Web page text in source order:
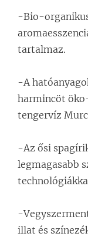
-Bio-
tartalmaz.
-A
harmincöt
tengervíz
-Az ősi
legmagasabb
-
illat és